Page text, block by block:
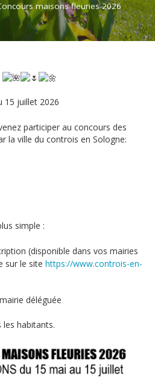
maisons fleuries 2026
15 juillet 2026
participer au concours des
la ville du controis en Sologne:
simple :
(disponible dans vos mairies
sur le site https://www.controis-en-
déléguée
habitants.